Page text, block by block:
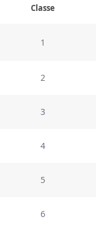
Classe
1
2
3
4
5
6